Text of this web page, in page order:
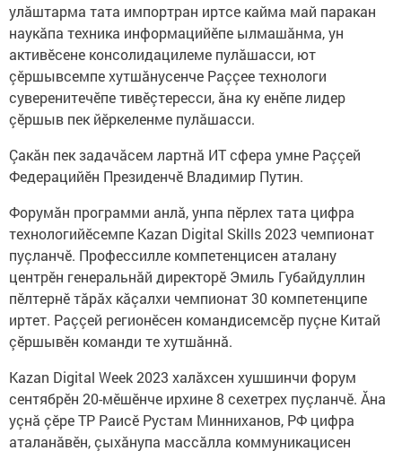
улăштарма тата импортран иртсе кайма май паракан
наукăпа техника информацийӗпе ылмашăнма, ун
активӗсене консолидацилеме пулăшасси, ют
çӗршывсемпе хутшăнусенче Раççее технологи
суверенитечӗпе тивӗçтересси, ăна ку енӗпе лидер
çӗршыв пек йӗркеленме пулăшасси.
Çакăн пек задачăсем лартнă ИТ сфера умне Раççей
Федерацийӗн Президенчӗ Владимир Путин.
Форумăн программи анлă, унпа пӗрлех тата цифра
технологийӗсемпе Kazan Digital Skills 2023 чемпионат
пуçланчӗ. Профессилле компетенцисен аталану
центрӗн генеральнăй директорӗ Эмиль Губайдуллин
пӗлтернӗ тăрăх кăçалхи чемпионат 30 компетенципе
иртет. Раççей регионӗсен командисемсӗр пуçне Китай
çӗршывӗн команди те хутшăннă.
Kazan Digital Week 2023 халăхсен хушшинчи форум
сентябрӗн 20-мӗшӗнче ирхине 8 сехетрех пуçланчӗ. Ăна
уçнă çӗре ТР Раисӗ Рустам Минниханов, РФ цифра
аталанăвӗн, çыхăнупа массăлла коммуникацисен